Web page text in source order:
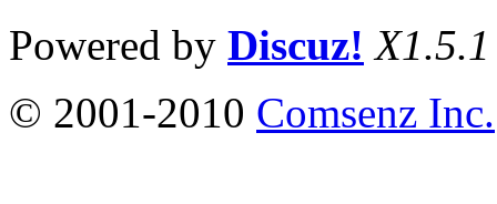
Powered by Discuz! X1.5.1
© 2001-2010 Comsenz Inc.